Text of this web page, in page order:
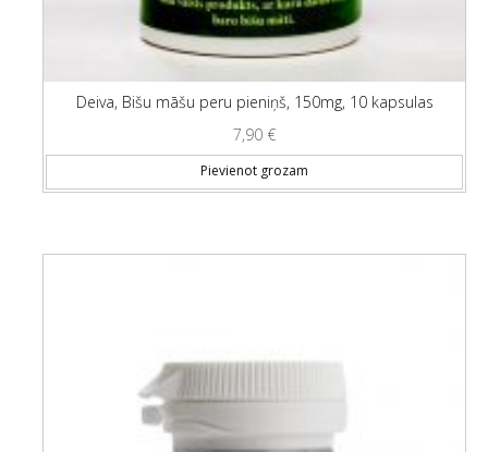
Deiva, Bišu māšu peru pieniņš, 150mg, 10 kapsulas
7,90 €
Pievienot grozam